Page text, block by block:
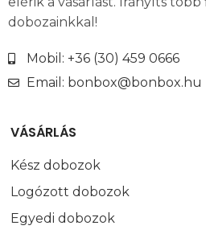
dobozainkkal!
Mobil: +36 (30) 459 0666
Email: bonbox@bonbox.hu
VÁSÁRLÁS
Kész dobozok
Logózott dobozok
Egyedi dobozok